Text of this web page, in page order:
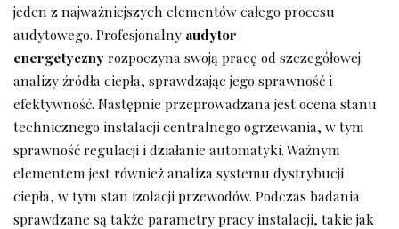
jeden z najważniejszych elementów całego procesu
audytowego. Profesjonalny audytor
energetycznyrozpoczyna swoją pracę od szczegółowej
analizy źródła ciepła, sprawdzając jego sprawność i
efektywność. Następnie przeprowadzana jest ocena stanu
technicznego instalacji centralnego ogrzewania, w tym
sprawność regulacji i działanie automatyki. Ważnym
elementem jest również analiza systemu dystrybucji
ciepła, w tym stan izolacji przewodów. Podczas badania
sprawdzane są także parametry pracy instalacji, takie jak